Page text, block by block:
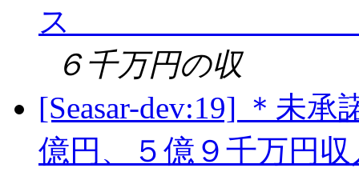
６千万円の収
[Seasar-dev:19] ＊未
億円、５億９千万円